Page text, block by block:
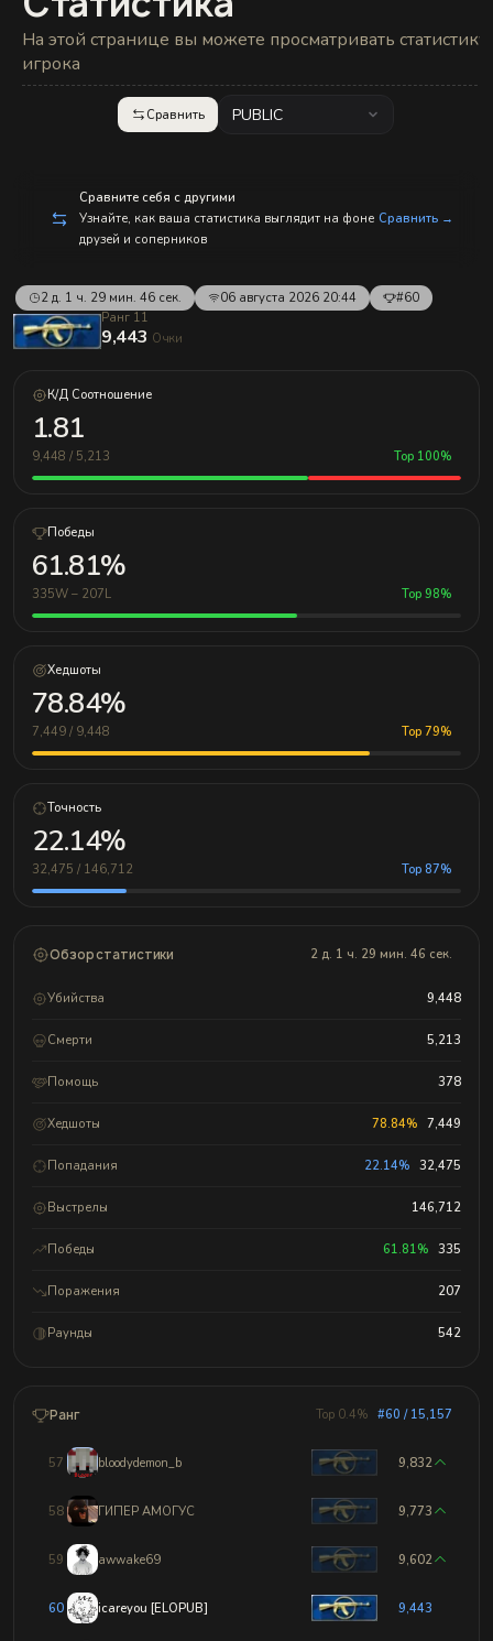
На этой странице вы можете просматривать статистику
игрока
Сравнить PUBLIC
Сравните себя с другими
Узнайте, как ваша статистика выглядит на фоне
друзей и соперников
Сравнить →
2 д. 1 ч. 29 мин. 46 сек. 06 августа 2026 20:44
#60
Ранг 11
9,443 Очки
К/Д Соотношение
1.81
9,448 / 5,213 Top 100%
Победы
61.81%
335W – 207L Top 98%
Хедшоты
78.84%
7,449 / 9,448 Top 79%
Точность
22.14%
32,475 / 146,712 Top 87%
Обзор статистики 2 д. 1 ч. 29 мин. 46 сек.
Убийства 9,448
Смерти 5,213
Помощь 378
Хедшоты 78.84% 7,449
Попадания 22.14% 32,475
Выстрелы 146,712
Победы 61.81% 335
Поражения 207
Раунды 542
Ранг Top 0.4% #60 / 15,157
57 bloodydemon_b 9,832
58 ГИПЕР АМОГУС 9,773
59 awwake69 9,602
60 icareyou [ELOPUB] 9,443
с
п
р
в
л